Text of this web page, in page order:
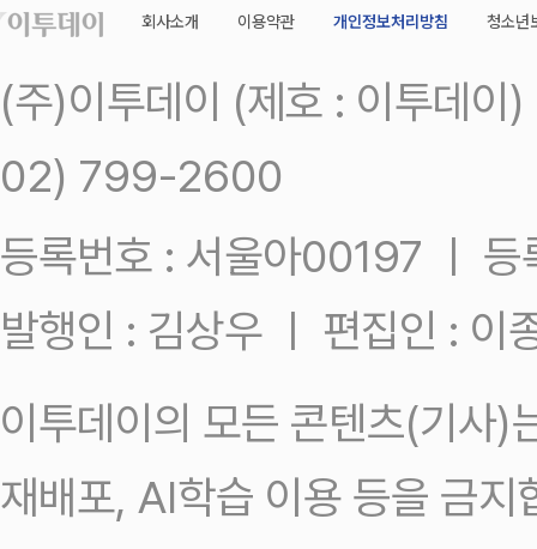
회사소개 이용약관 개인정보처리방침 청소년
(주)이투데이 (제호 : 이투데
02) 799-2600
등록번호 : 서울아00197 ㅣ
발행인 : 김상우 ㅣ 편집인 : 이
이투데이의 모든 콘텐츠(기사)
재배포, AI학습 이용 등을 금지